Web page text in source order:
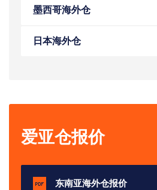
墨西哥海外仓
日本海外仓
爱亚仓报价
东南亚海外仓报价